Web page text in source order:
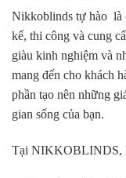
Nikkoblinds tự hào là
kế, thi công và cung
giàu kinh nghiệm và
mang đến cho khách
phần tạo nên những
gian sống của bạn.
Tại NIKKOBLINDS,